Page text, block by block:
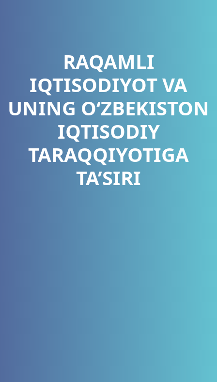
RAQAMLI
IQTISODIYOT VA
UNING O‘ZBEKISTON
IQTISODIY
TARAQQIYOTIGA
TA’SIRI